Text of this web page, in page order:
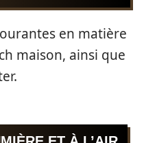
en matière
maison, ainsi que